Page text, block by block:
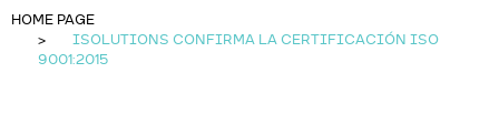
HOME PAGE
ISOLUTIONS CONFIRMA LA CERTIFICACIÓN ISO
9001:2015